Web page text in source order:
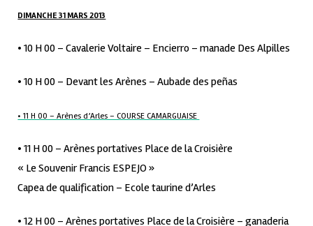
DIMANCHE 31 MARS 2013
• 10 H 00 – Cavalerie Voltaire – Encierro – manade Des Alpilles
• 10 H 00 – Devant les Arènes – Aubade des peñas
• 11 H 00 – Arènes d’Arles – COURSE CAMARGUAISE
• 11 H 00 – Arènes portatives Place de la Croisière
« Le Souvenir Francis ESPEJO »
Capea de qualification – Ecole taurine d’Arles
• 12 H 00 – Arènes portatives Place de la Croisière – ganaderia